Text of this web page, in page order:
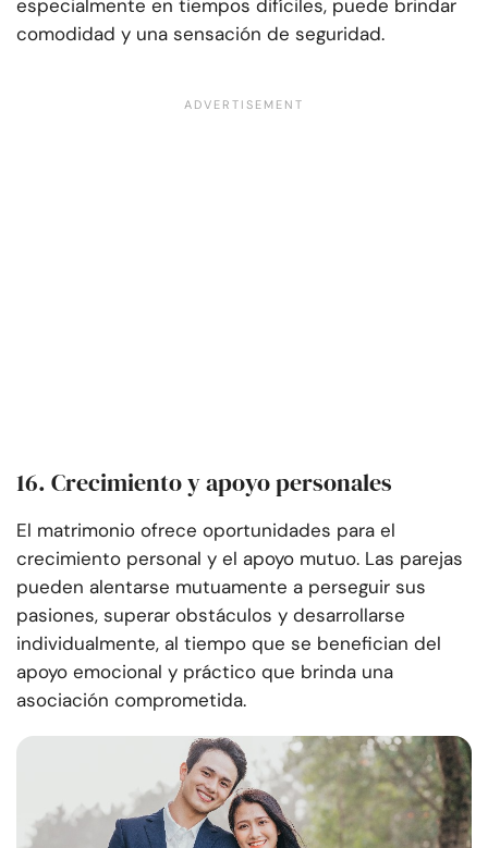
especialmente en tiempos difíciles, puede brindar
comodidad y una sensación de seguridad.
16. Crecimiento y apoyo personales
El matrimonio ofrece oportunidades para el
crecimiento personal y el apoyo mutuo. Las parejas
pueden alentarse mutuamente a perseguir sus
pasiones, superar obstáculos y desarrollarse
individualmente, al tiempo que se benefician del
apoyo emocional y práctico que brinda una
asociación comprometida.